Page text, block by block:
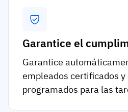
Garantice el
Garantice
empleados certificados
programados para las